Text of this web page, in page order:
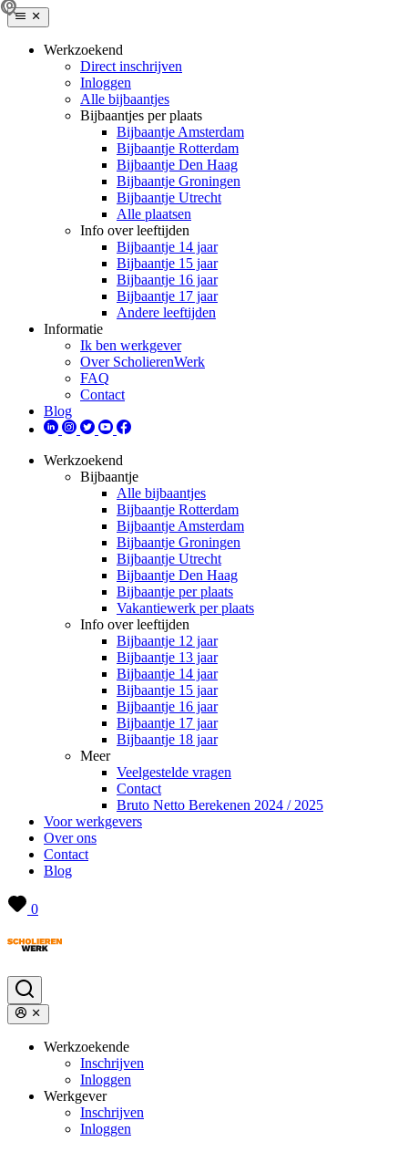
Werkzoekend
Direct inschrijven
Inloggen
Alle bijbaantjes
Bijbaantjes per plaats
Bijbaantje Amsterdam
Bijbaantje Rotterdam
Bijbaantje Den Haag
Bijbaantje Groningen
Bijbaantje Utrecht
Alle plaatsen
Info over leeftijden
Bijbaantje 14 jaar
Bijbaantje 15 jaar
Bijbaantje 16 jaar
Bijbaantje 17 jaar
Andere leeftijden
Informatie
Ik ben werkgever
Over ScholierenWerk
FAQ
Contact
Blog
Werkzoekend
Bijbaantje
Alle bijbaantjes
Bijbaantje Rotterdam
Bijbaantje Amsterdam
Bijbaantje Groningen
Bijbaantje Utrecht
Bijbaantje Den Haag
Bijbaantje per plaats
Vakantiewerk per plaats
Info over leeftijden
Bijbaantje 12 jaar
Bijbaantje 13 jaar
Bijbaantje 14 jaar
Bijbaantje 15 jaar
Bijbaantje 16 jaar
Bijbaantje 17 jaar
Bijbaantje 18 jaar
Meer
Veelgestelde vragen
Contact
Bruto Netto Berekenen 2024 / 2025
Voor werkgevers
Over ons
Contact
Blog
0
Werkzoekende
Inschrijven
Inloggen
Werkgever
Inschrijven
Inloggen